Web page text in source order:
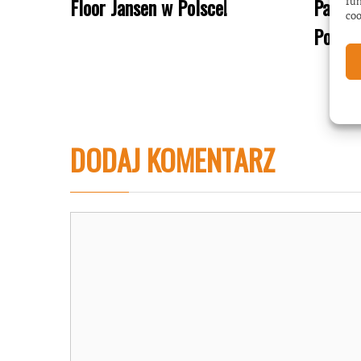
Floor Jansen w Polsce!
Papa
DODAJ KOMENTARZ